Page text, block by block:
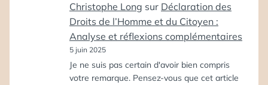
Christophe Long sur Déclaration des
Droits de l’Homme et du Citoyen :
Analyse et réflexions complémentaires
5 juin 2025
Je ne suis pas certain d'avoir bien compris
votre remarque. Pensez-vous que cet article